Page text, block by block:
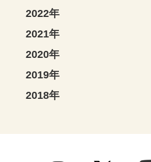
2022年
2021年
2020年
2019年
2018年